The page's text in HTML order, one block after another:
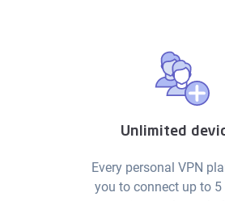
Unlimited
Every personal VPN
you to connect up to 5